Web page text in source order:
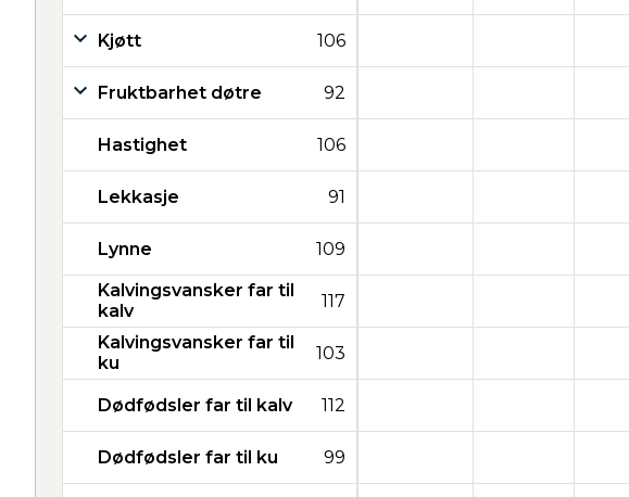
Kjøtt 106
Fruktbarhet døtre 92
Hastighet 106
Lekkasje 91
Lynne 109
Kalvingsvansker far til
kalv
117
Kalvingsvansker far til
ku
103
Dødfødsler far til kalv 112
Dødfødsler far til ku 99